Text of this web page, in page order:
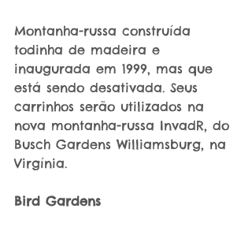
Montanha-russa construída
todinha de madeira e
inaugurada em 1999, mas que
está sendo desativada. Seus
carrinhos serão utilizados na
nova montanha-russa InvadR, do
Busch Gardens Williamsburg, na
Virgínia.
Bird Gardens